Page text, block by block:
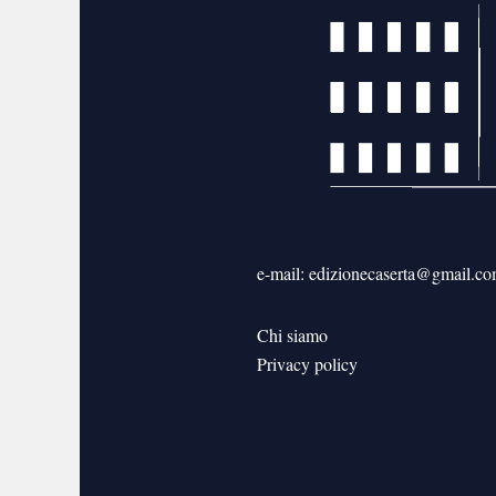
e-mail:
Chi siamo
Privacy policy